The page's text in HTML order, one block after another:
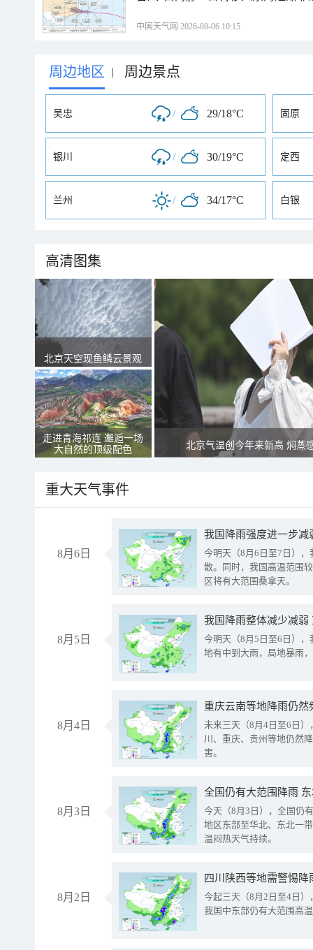
中国天气网 2026-08-06 10:15
周边地区 | 周边景点
吴忠 / 29/18°C 固原
银川 / 30/19°C 定西
兰州 / 34/17°C 白银
高清图集
北京天空现鱼鳞云景观
走进青海祁连 邂逅一场
大自然的顶级配色
北京气温创今年来新高 焖蒸
重大天气事件
8月6日
今明天（8月6日至7日）
散。同时，我国高温范围
区将有大范围桑拿天。
8月5日
我国降雨整体减少减弱
今明天（8月5日至6日）
地有中到大雨，局地暴雨
8月4日
重庆云南等地降雨仍然
未来三天（8月4日至6日
川、重庆、贵州等地仍然
害。
8月3日
全国仍有大范围降雨
今天（8月3日），全国仍
地区东部至华北、东北一
温闷热天气持续。
8月2日
今起三天（8月2日至4日
我国中东部仍有大范围高